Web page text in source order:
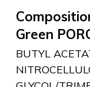
Green
BUTYL